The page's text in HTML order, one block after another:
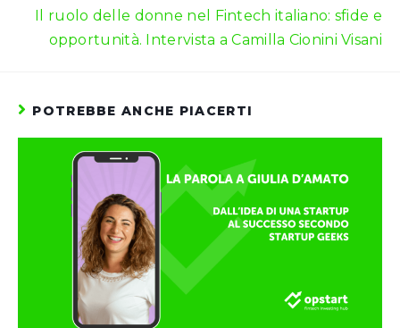
Il ruolo delle donne nel Fintech italiano: sfide e
opportunità. Intervista a Camilla Cionini Visani
POTREBBE ANCHE PIACERTI